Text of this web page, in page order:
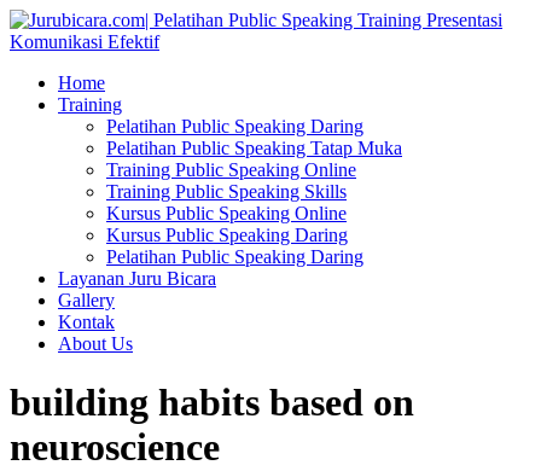
Home
Training
Pelatihan Public Speaking Daring
Pelatihan Public Speaking Tatap Muka
Training Public Speaking Online
Training Public Speaking Skills
Kursus Public Speaking Online
Kursus Public Speaking Daring
Pelatihan Public Speaking Daring
Layanan Juru Bicara
Gallery
Kontak
About Us
building habits based on
neuroscience